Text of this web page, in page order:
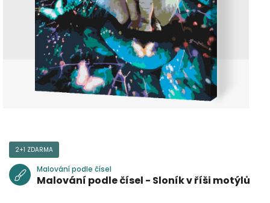
2+1 ZDARMA
Malování podle čísel
Malování podle čísel - Sloník v říši motýlů